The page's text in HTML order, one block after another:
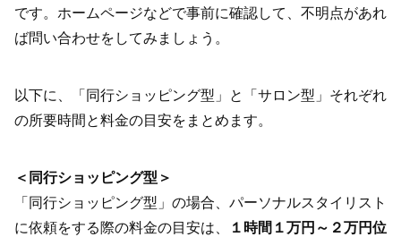
です。ホームページなどで事前に確認して、不明点があれ
ば問い合わせをしてみましょう。
以下に、「同行ショッピング型」と「サロン型」それぞれ
の所要時間と料金の目安をまとめます。
＜同行ショッピング型＞
「同行ショッピング型」の場合、パーソナルスタイリスト
に依頼をする際の料金の目安は、
１時間１万円～２万円位